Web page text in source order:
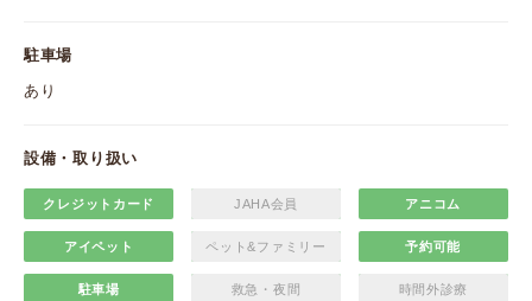
駐車場
あり
設備・取り扱い
クレジットカード JAHA会員 アニコム
アイペット ペット&ファミリー 予約可能
駐車場 救急・夜間 時間外診療